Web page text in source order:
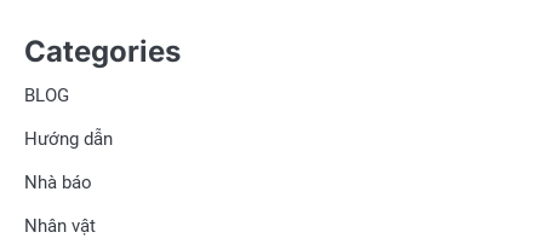
Categories
BLOG
Hướng dẫn
Nhà báo
Nhân vật